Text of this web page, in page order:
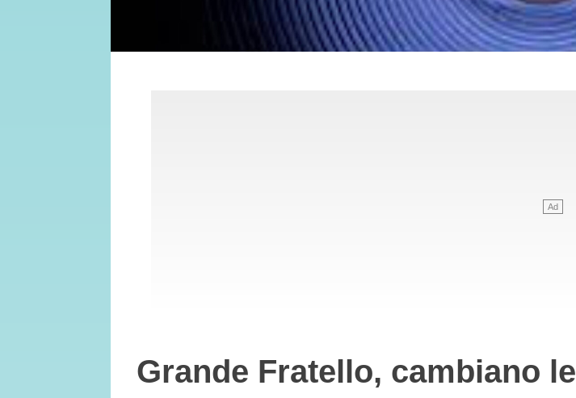
Grande Fratello, cambiano le